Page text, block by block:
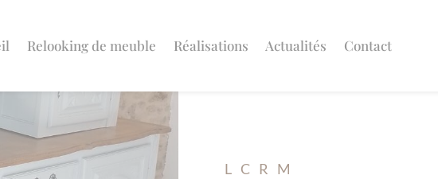
Relooking de meuble Réalisations Actualités Contact
L C R M